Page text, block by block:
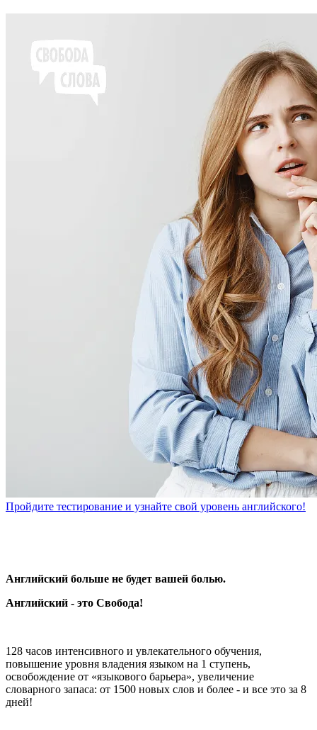
Пройдите тестирование и узнайте свой уровень английского!
Английский больше не будет вашей болью.
Английский - это Свобода!
128 часов интенсивного и увлекательного обучения,
повышение уровня владения языком на 1 ступень,
освобождение от «языкового барьера», увеличение
словарного запаса: от 1500 новых слов и более - и все это за 8
дней!